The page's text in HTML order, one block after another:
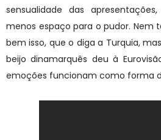
sensualidade das
menos espaço para o pudor. Nem
bem isso, que o diga a Turquia,
beijo dinamarquês deu à
emoções funcionam como forma